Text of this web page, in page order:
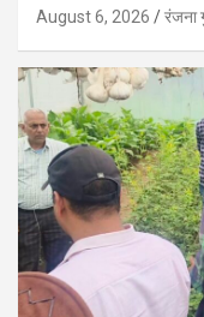
August 6, 2026 रंजना